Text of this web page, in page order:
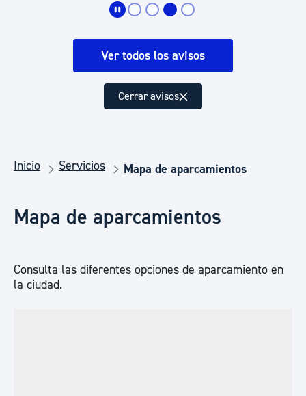
Ver todos los avisos
Cerrar avisos
Inicio Servicios Mapa de aparcamientos
Mapa de aparcamientos
Consulta las diferentes opciones de aparcamiento en
la ciudad.